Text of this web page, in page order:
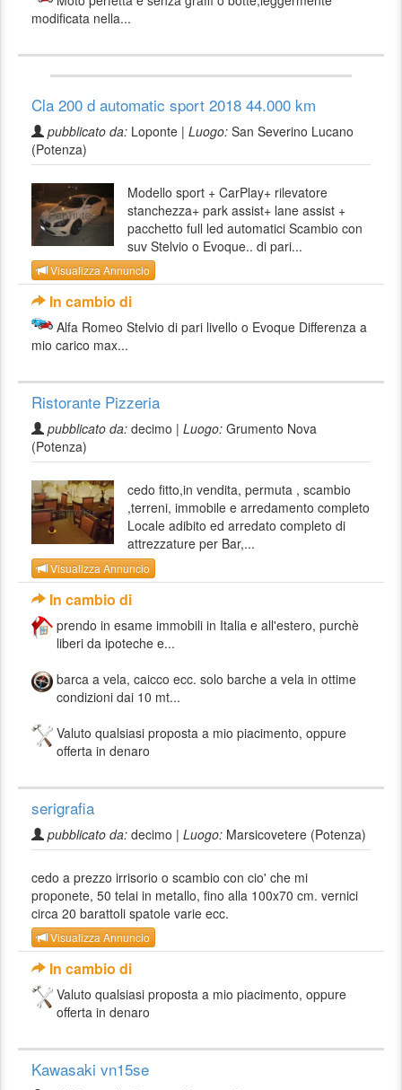
modificata nella...
Cla 200 d automatic sport 2018 44.000 km
pubblicato da: Loponte | Luogo: San Severino Lucano
(Potenza)
Modello sport + CarPlay+ rilevatore
stanchezza+ park assist+ lane assist +
pacchetto full led automatici Scambio con
suv Stelvio o Evoque.. di pari...
Visualizza Annuncio
In cambio di
Alfa Romeo Stelvio di pari livello o Evoque Differenza a
mio carico max...
Ristorante Pizzeria
pubblicato da: decimo | Luogo: Grumento Nova
(Potenza)
cedo fitto,in vendita, permuta , scambio
,terreni, immobile e arredamento completo
Locale adibito ed arredato completo di
attrezzature per Bar,...
Visualizza Annuncio
In cambio di
prendo in esame immobili in Italia e all'estero, purchè
liberi da ipoteche e...
barca a vela, caicco ecc. solo barche a vela in ottime
condizioni dai 10 mt...
Valuto qualsiasi proposta a mio piacimento, oppure
offerta in denaro
serigrafia
pubblicato da: decimo | Luogo: Marsicovetere (Potenza)
cedo a prezzo irrisorio o scambio con cio' che mi
proponete, 50 telai in metallo, fino alla 100x70 cm. vernici
circa 20 barattoli spatole varie ecc.
Visualizza Annuncio
In cambio di
Valuto qualsiasi proposta a mio piacimento, oppure
offerta in denaro
Kawasaki vn15se